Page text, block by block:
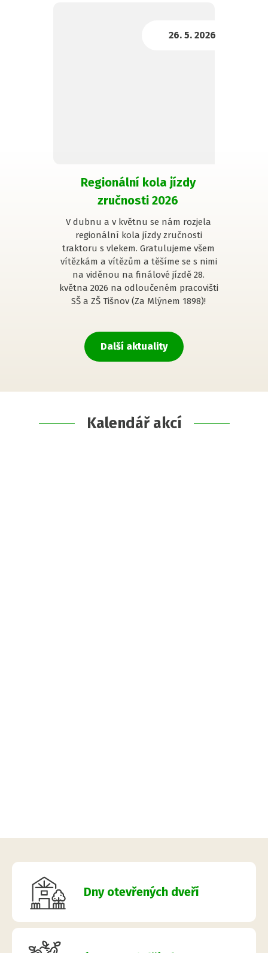
Regionální kola jízdy
zručnosti 2026
V dubnu a v květnu se nám rozjela
regionální kola jízdy zručnosti
traktoru s vlekem. Gratulujeme všem
vítězkám a vítězům a těšíme se s nimi
na viděnou na finálové jízdě 28.
května 2026 na odloučeném pracovišti
SŠ a ZŠ Tišnov (Za Mlýnem 1898)!
Další aktuality
Kalendář akcí
Dny otevřených dveří